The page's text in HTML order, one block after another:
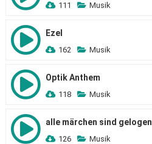
111 Musik
Ezel
162 Musik
Optik Anthem
118 Musik
alle märchen sind gelogen
126 Musik